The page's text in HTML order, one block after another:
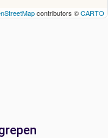
contributors ©CARTO